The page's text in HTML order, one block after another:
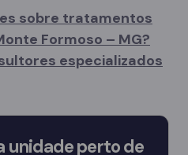
sobre tratamentos
Formoso – MG?
especializados
unidade perto de